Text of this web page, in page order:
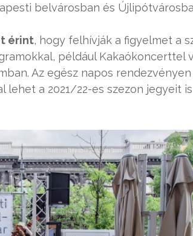
belvárosban és
érint, hogy felhívják a figyelmet a
például Kakaókoncerttel
Az egész napos rendezvényen
a 2021/22-es szezon jegyeit is